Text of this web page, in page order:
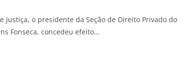
o presidente da Seção de Direito Privado do
Fonseca, concedeu efeito…